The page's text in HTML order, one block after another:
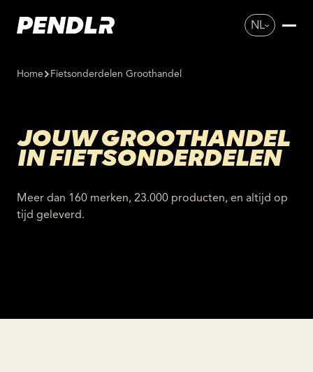
NL
Home Fietsonderdelen Groothandel
JOUW GROOTHANDEL
IN FIETSONDERDELEN
Meer dan 160 merken, 23.000 producten, en altijd op
tijd geleverd.